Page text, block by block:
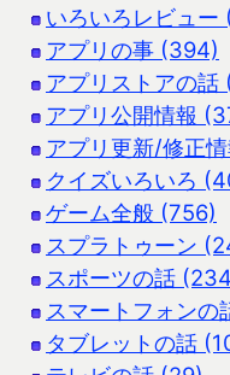
いろいろレビュー
アプリの事 (394)
アプリストアの話
アプリ公開情報
アプリ更新/修正
クイズいろいろ
ゲーム全般 (756)
スプラトゥーン
スポーツの話
スマートフォン
タブレットの話